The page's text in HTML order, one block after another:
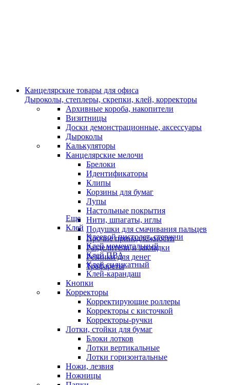
Канцелярские товары для офиса
Дыроколы, степлеры, скрепки, клей, корректоры
Архивные короба, накопители
Визитницы
Доски демонстрационные, аксессуары
Дыроколы
Калькуляторы
Канцелярские мелочи
Брелоки
Идентификаторы
Клипы
Корзины для бумаг
Лупы
Настольные покрытия
Нити, шпагаты, иглы
Подушки для смачивания пальцев
Прочие принадлежности
Разделители и закладки
Резинки для денег
Трафареты
Еще
Клей
Клеевой пистолет, стержни
Клей моментальный
Клей ПВА
Клей силикатный
Клей-карандаш
Кнопки
Корректоры
Корректирующие роллеры
Корректоры с кисточкой
Корректоры-ручки
Лотки, стойки для бумаг
Блоки лотков
Лотки вертикальные
Лотки горизонтальные
Ножи, лезвия
Ножницы